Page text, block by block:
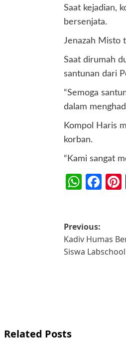
Saat kejadian,
bersenjata.
Jenazah Misto
Saat dirumah
santunan dari
“Semoga
dalam
Kompol Haris
korban.
“Kami sangat
Post
Previous:
Kadiv Humas
Siswa
Related Posts